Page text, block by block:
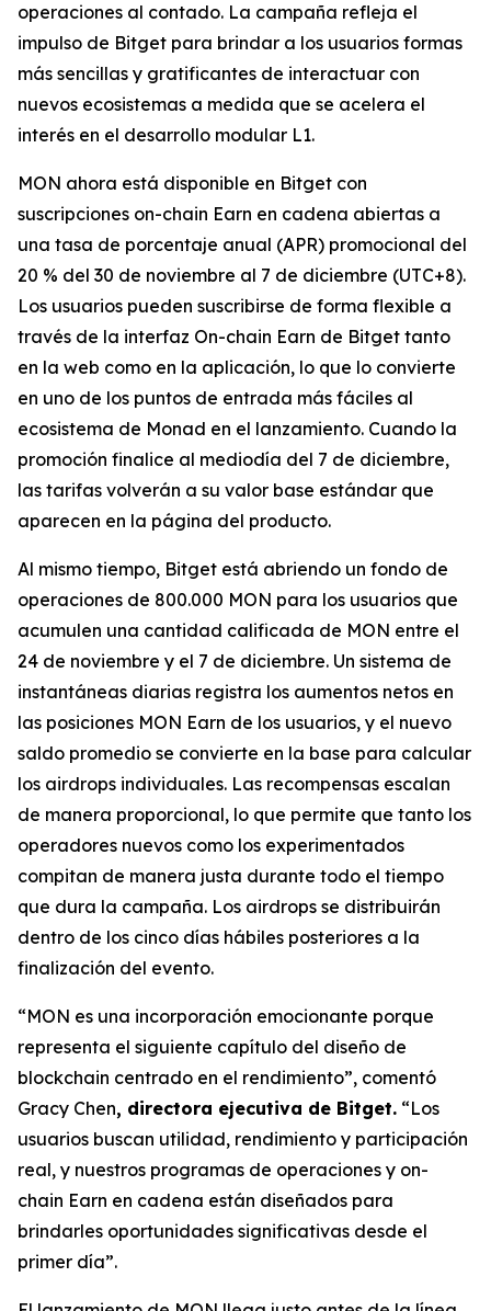
operaciones al contado. La campaña refleja el
impulso de Bitget para brindar a los usuarios formas
más sencillas y gratificantes de interactuar con
nuevos ecosistemas a medida que se acelera el
interés en el desarrollo modular L1.
MON ahora está disponible en Bitget con
suscripciones on-chain Earn en cadena abiertas a
una tasa de porcentaje anual (APR) promocional del
20 % del 30 de noviembre al 7 de diciembre (UTC+8).
Los usuarios pueden suscribirse de forma flexible a
través de la interfaz On-chain Earn de Bitget tanto
en la web como en la aplicación, lo que lo convierte
en uno de los puntos de entrada más fáciles al
ecosistema de Monad en el lanzamiento. Cuando la
promoción finalice al mediodía del 7 de diciembre,
las tarifas volverán a su valor base estándar que
aparecen en la página del producto.
Al mismo tiempo, Bitget está abriendo un fondo de
operaciones de 800.000 MON para los usuarios que
acumulen una cantidad calificada de MON entre el
24 de noviembre y el 7 de diciembre. Un sistema de
instantáneas diarias registra los aumentos netos en
las posiciones MON Earn de los usuarios, y el nuevo
saldo promedio se convierte en la base para calcular
los airdrops individuales. Las recompensas escalan
de manera proporcional, lo que permite que tanto los
operadores nuevos como los experimentados
compitan de manera justa durante todo el tiempo
que dura la campaña. Los airdrops se distribuirán
dentro de los cinco días hábiles posteriores a la
finalización del evento.
“MON es una incorporación emocionante porque
representa el siguiente capítulo del diseño de
blockchain centrado en el rendimiento”, comentó
Gracy Chen, directora ejecutiva de Bitget. “Los
usuarios buscan utilidad, rendimiento y participación
real, y nuestros programas de operaciones y on-
chain Earn en cadena están diseñados para
brindarles oportunidades significativas desde el
primer día”.